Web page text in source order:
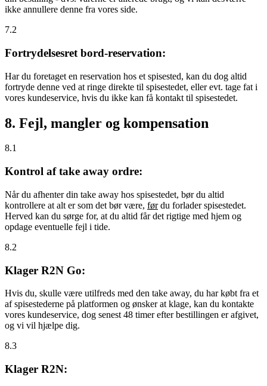
ikke annullere denne fra vores side.
7.2
Fortrydelsesret bord-reservation:
Har du foretaget en reservation hos et spisested, kan du dog altid
fortryde denne ved at ringe direkte til spisestedet, eller evt. tage fat i
vores kundeservice, hvis du ikke kan få kontakt til spisestedet.
8. Fejl, mangler og kompensation
8.1
Kontrol af take away ordre:
Når du afhenter din take away hos spisestedet, bør du altid
kontrollere at alt er som det bør være, førdu forlader spisestedet.
Herved kan du sørge for, at du altid får det rigtige med hjem og
opdage eventuelle fejl i tide.
8.2
Klager R2N Go:
Hvis du, skulle være utilfreds med den take away, du har købt fra et
af spisestederne på platformen og ønsker at klage, kan du kontakte
vores kundeservice, dog senest 48 timer efter bestillingen er afgivet,
og vi vil hjælpe dig.
8.3
Klager R2N: